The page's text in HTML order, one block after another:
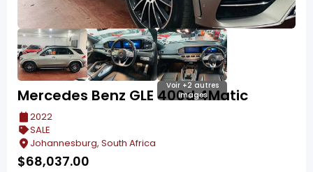
Voir +2 autres
images
Mercedes Benz GLE 400d 4Matic
2022
SALE
Johannesburg, South Africa
$68,037.00